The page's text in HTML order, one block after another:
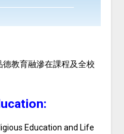
教育融滲在課程及全校
Education and Life